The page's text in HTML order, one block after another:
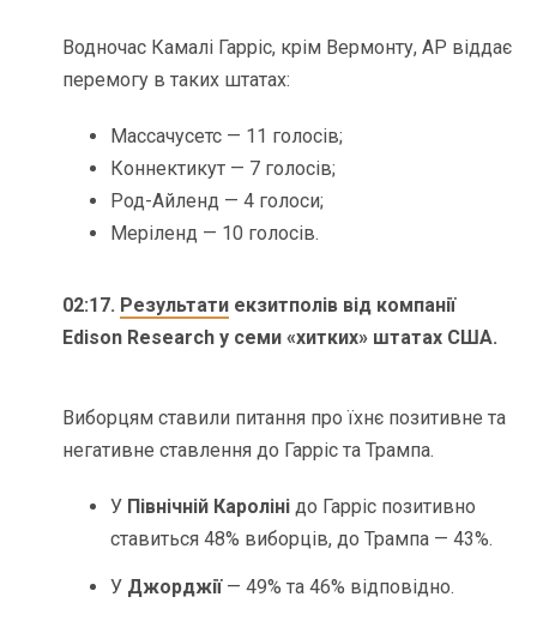
Водночас Камалі Гарріс, крім Вермонту, АР віддає
перемогу в таких штатах:
Массачусетс — 11 голосів;
Коннектикут — 7 голосів;
Род-Айленд — 4 голоси;
Меріленд — 10 голосів.
02:17. Результати екзитполів від компанії
Edison Research у семи «хитких» штатах США.
Виборцям ставили питання про їхнє позитивне та
негативне ставлення до Гарріс та Трампа.
У Північній Кароліні до Гарріс позитивно
ставиться 48% виборців, до Трампа — 43%.
У Джорджії — 49% та 46% відповідно.